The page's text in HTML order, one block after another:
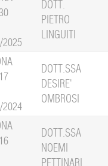
DOTT.
PIETRO
LINGUITI
DOTT.SSA
DESIRE'
OMBROSI
DOTT.SSA
NOEMI
PETTINARI